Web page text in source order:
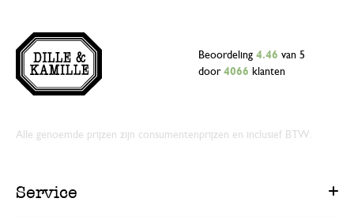
Beoordeling 4.46 van 5
door 4066 klanten
Alle genoemde prijzen zijn consumentenprijzen en inclusief BTW.
Service